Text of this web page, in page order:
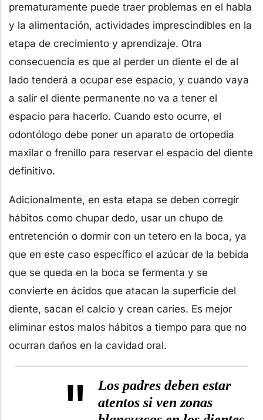
prematuramente puede traer problemas en el habla
y la alimentación, actividades imprescindibles en la
etapa de crecimiento y aprendizaje. Otra
consecuencia es que al perder un diente el de al
lado tenderá a ocupar ese espacio, y cuando vaya
a salir el diente permanente no va a tener el
espacio para hacerlo. Cuando esto ocurre, el
odontólogo debe poner un aparato de ortopedia
maxilar o frenillo para reservar el espacio del diente
definitivo.
Adicionalmente, en esta etapa se deben corregir
hábitos como chupar dedo, usar un chupo de
entretención o dormir con un tetero en la boca, ya
que en este caso específico el azúcar de la bebida
que se queda en la boca se fermenta y se
convierte en ácidos que atacan la superficie del
diente, sacan el calcio y crean caries. Es mejor
eliminar estos malos hábitos a tiempo para que no
ocurran daños en la cavidad oral.
Los padres deben estar
atentos si ven zonas